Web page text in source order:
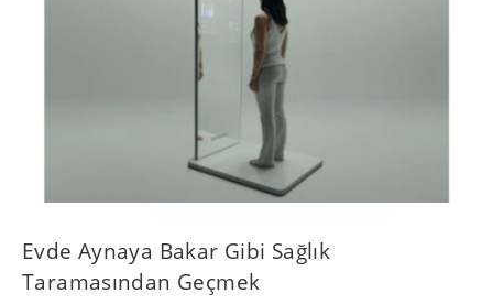
Evde Aynaya Bakar Gibi Sağlık
Taramasından Geçmek